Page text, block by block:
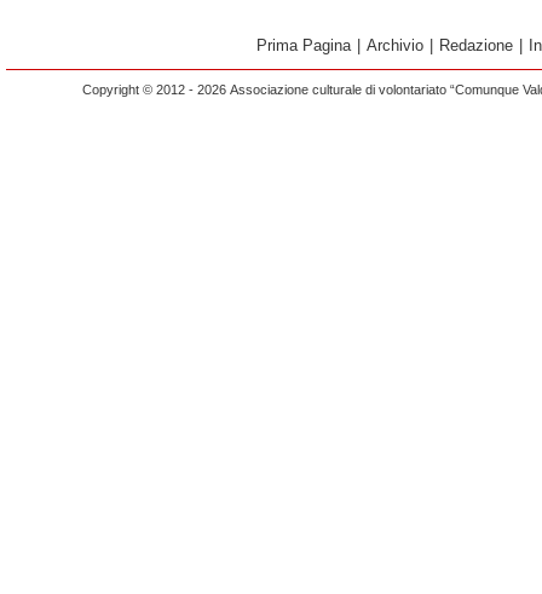
Prima Pagina Archivio Redazione
Copyright © 2012 - 2026 Associazione culturale di volontariato “Comunque